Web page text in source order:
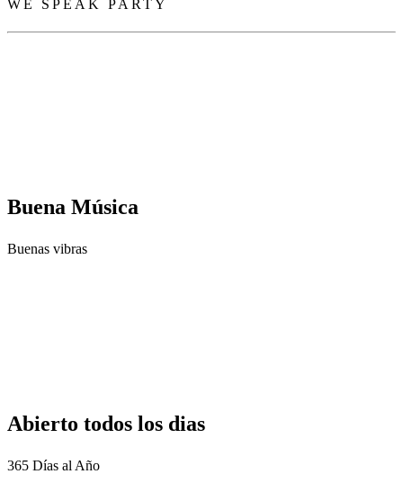
WE SPEAK PARTY
Buena Música
Buenas vibras
Abierto todos los dias
365 Días al Año